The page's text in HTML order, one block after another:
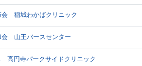
稲城わかばクリニック
山王バースセンター
円寺パークサイドクリニック